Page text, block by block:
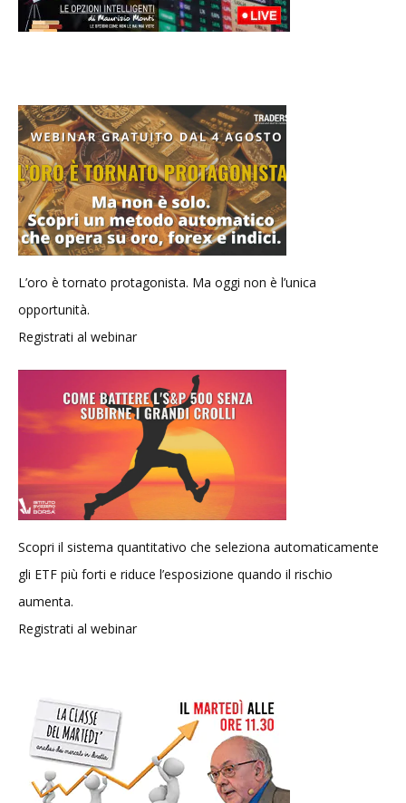
L’oro è tornato protagonista. Ma oggi non è l’unica
opportunità.
Registrati al webinar
Scopri il sistema quantitativo che seleziona automaticamente
gli ETF più forti e riduce l’esposizione quando il rischio
aumenta.
Registrati al webinar